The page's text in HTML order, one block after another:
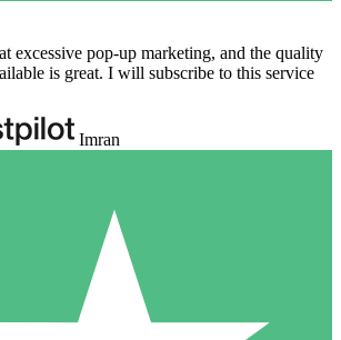
excessive pop-up marketing, and the quality
is great. I will subscribe to this service
Imran